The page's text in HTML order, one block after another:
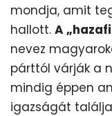
mondja, amit
hallott. A
nevez
párttól várják a
mindig éppen
igazságát